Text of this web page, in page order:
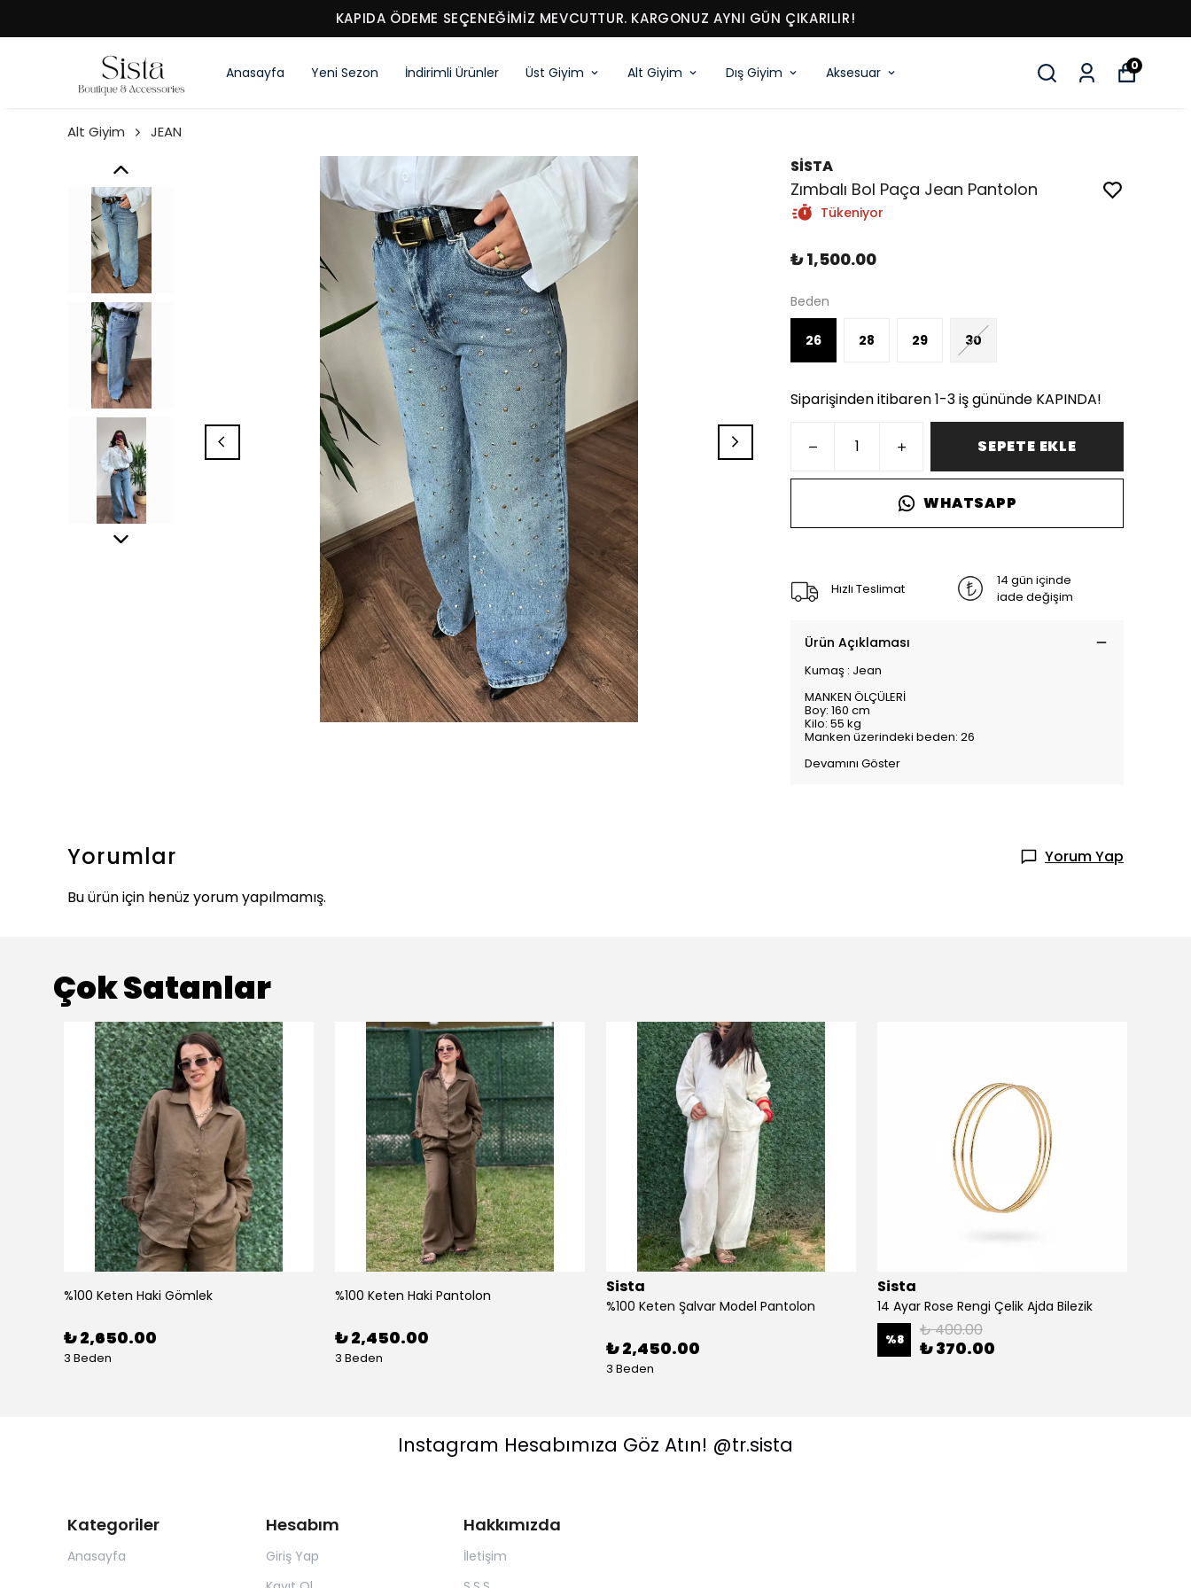
KAPIDA ÖDEME SEÇENEĞİMİZ MEVCUTTUR. KARGONUZ AYNI GÜN ÇIKARILIR!
Anasayfa Yeni Sezon İndirimli Ürünler Üst Giyim Alt Giyim Dış Giyim Aksesuar 0
Alt Giyim JEAN
SİSTA
Zımbalı Bol Paça Jean Pantolon
Tükeniyor
₺ 1,500.00
Beden
26 28 29 30
Siparişinden itibaren 1-3 iş gününde KAPINDA!
SEPETE EKLE
WHATSAPP
Hızlı Teslimat
14 gün içinde
iade değişim
Ürün Açıklaması
Kumaş : Jean
MANKEN ÖLÇÜLERİ
Boy: 160 cm
Kilo: 55 kg
Manken üzerindeki beden: 26
Devamını Göster
Yorumlar
Yorum Yap
Bu ürün için henüz yorum yapılmamış.
Çok Satanlar
%100 Keten Haki Gömlek
₺ 2,650.00
3 Beden
%100 Keten Haki Pantolon
₺ 2,450.00
3 Beden
Sista
%100 Keten Şalvar Model Pantolon
₺ 2,450.00
3 Beden
Sista
14 Ayar Rose Rengi Çelik Ajda Bilezik
%8 ₺ 400.00
₺ 370.00
Instagram Hesabımıza Göz Atın! @tr.sista
Kategoriler
Anasayfa
Hesabım
Giriş Yap
Hakkımızda
İletişim